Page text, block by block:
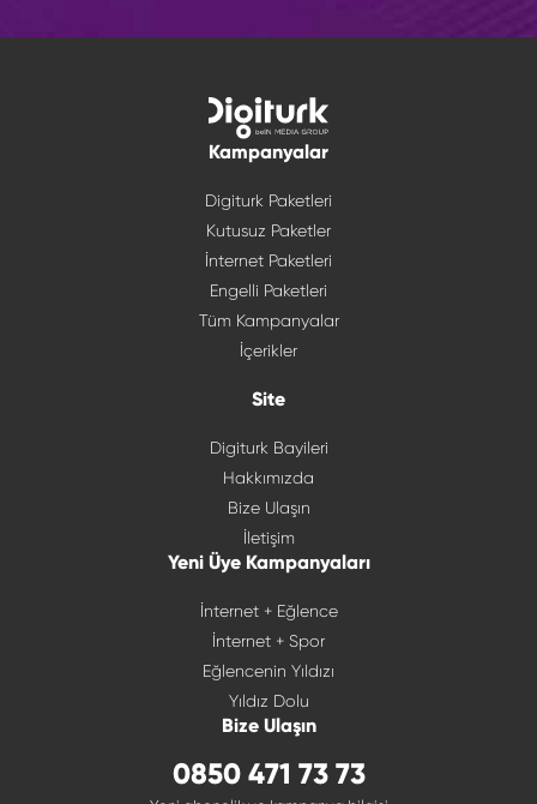
Kampanyalar
Digiturk Paketleri
Kutusuz Paketler
İnternet Paketleri
Engelli Paketleri
Tüm Kampanyalar
İçerikler
Site
Digiturk Bayileri
Hakkımızda
Bize Ulaşın
İletişim
Yeni Üye Kampanyaları
İnternet + Eğlence
İnternet + Spor
Eğlencenin Yıldızı
Yıldız Dolu
Bize Ulaşın
0850 471 73 73